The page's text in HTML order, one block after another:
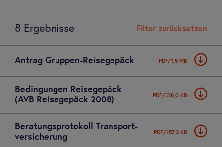
8 Ergebnisse Filter zurücksetzen
Antrag Grup­pen-Rei­se­ge­päck PDF/1,5 MB
Bedin­gun­gen Rei­se­ge­päck
(AVB Rei­se­ge­päck 2008)
PDF/228,0 KB
Bera­tungs­pro­to­koll Trans­port­
ver­si­che­rung
PDF/257,3 KB